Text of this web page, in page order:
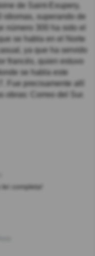
de Saint-Exupery,
idiomas, superando de
número 300 ha sido el
se habla en el Norte
ya que ha servido
francés, quien estuvo
se habla este
Fue precisamente allí
obras: Correo del Sur.
completa!